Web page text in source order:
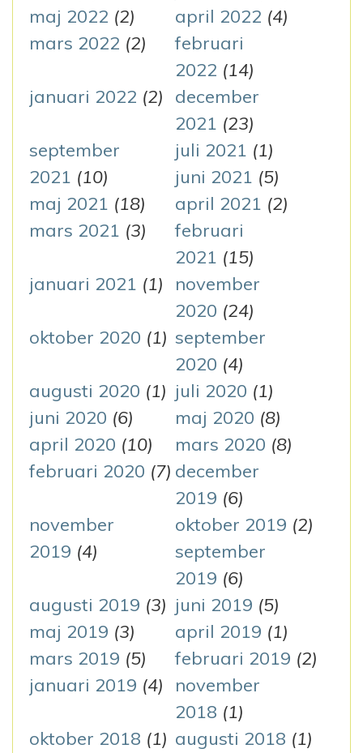
maj 2022 (2) april 2022 (4)
mars 2022 (2)
februari
2022 (14)
januari 2022 (2)
december
2021 (23)
september
2021 (10)
juli 2021 (1)
juni 2021 (5)
maj 2021 (18) april 2021 (2)
mars 2021 (3)
februari
2021 (15)
januari 2021 (1)
november
2020 (24)
oktober 2020 (1) september
2020 (4)
augusti 2020 (1) juli 2020 (1)
juni 2020 (6) maj 2020 (8)
april 2020 (10) mars 2020 (8)
februari 2020 (7) december
2019 (6)
november
2019 (4)
oktober 2019 (2)
september
2019 (6)
augusti 2019 (3) juni 2019 (5)
maj 2019 (3) april 2019 (1)
mars 2019 (5) februari 2019 (2)
januari 2019 (4)
november
2018 (1)
oktober 2018 (1) augusti 2018 (1)